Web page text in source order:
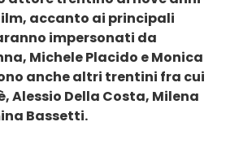
accanto ai principali
impersonati da
Michele Placido e Monica
anche altri trentini fra cui
Alessio Della Costa, Milena
Bassetti.